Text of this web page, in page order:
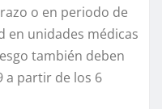
o en periodo de
en unidades médicas
también deben
a partir de los 6